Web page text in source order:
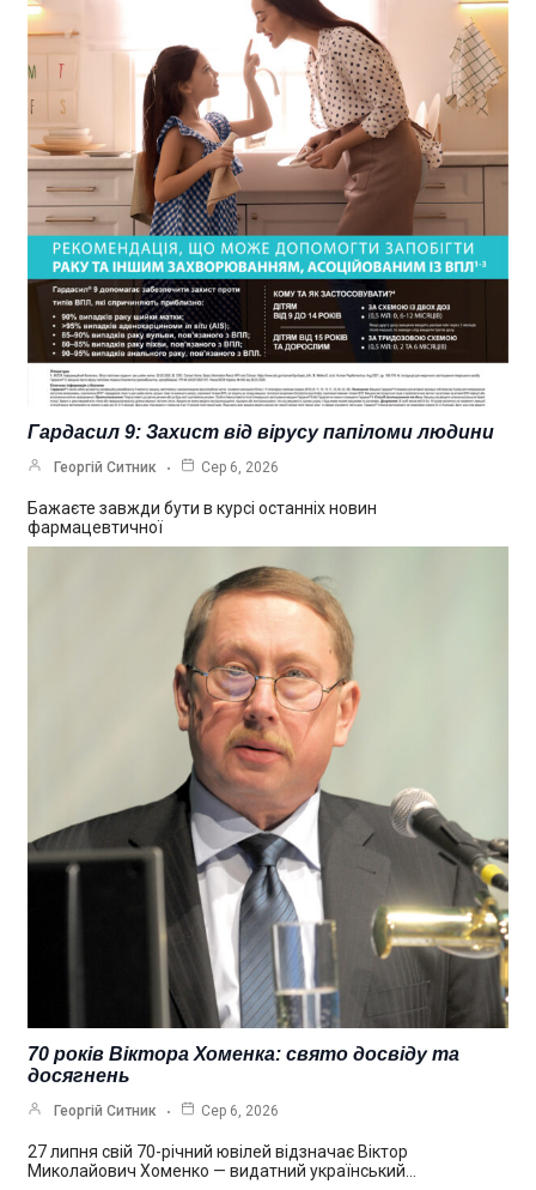
Гардасил 9: Захист від вірусу папіломи людини
Георгій Ситник Сер 6, 2026
Бажаєте завжди бути в курсі останніх новин
фармацевтичної
70 років Віктора Хоменка: свято досвіду та
досягнень
Георгій Ситник Сер 6, 2026
27 липня свій 70-річний ювілей відзначає Віктор
Миколайович Хоменко — видатний український…